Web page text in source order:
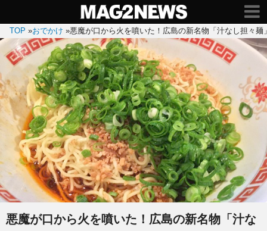
TOP »おでかけ »悪魔が口から火を噴いた！広島の新名物「汁なし担々麺
悪魔が口から火を噴いた！広島の新名物「汁な